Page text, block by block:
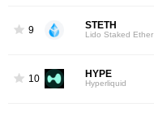
9 STETH
Lido Staked Ether
10 HYPE
Hyperliquid